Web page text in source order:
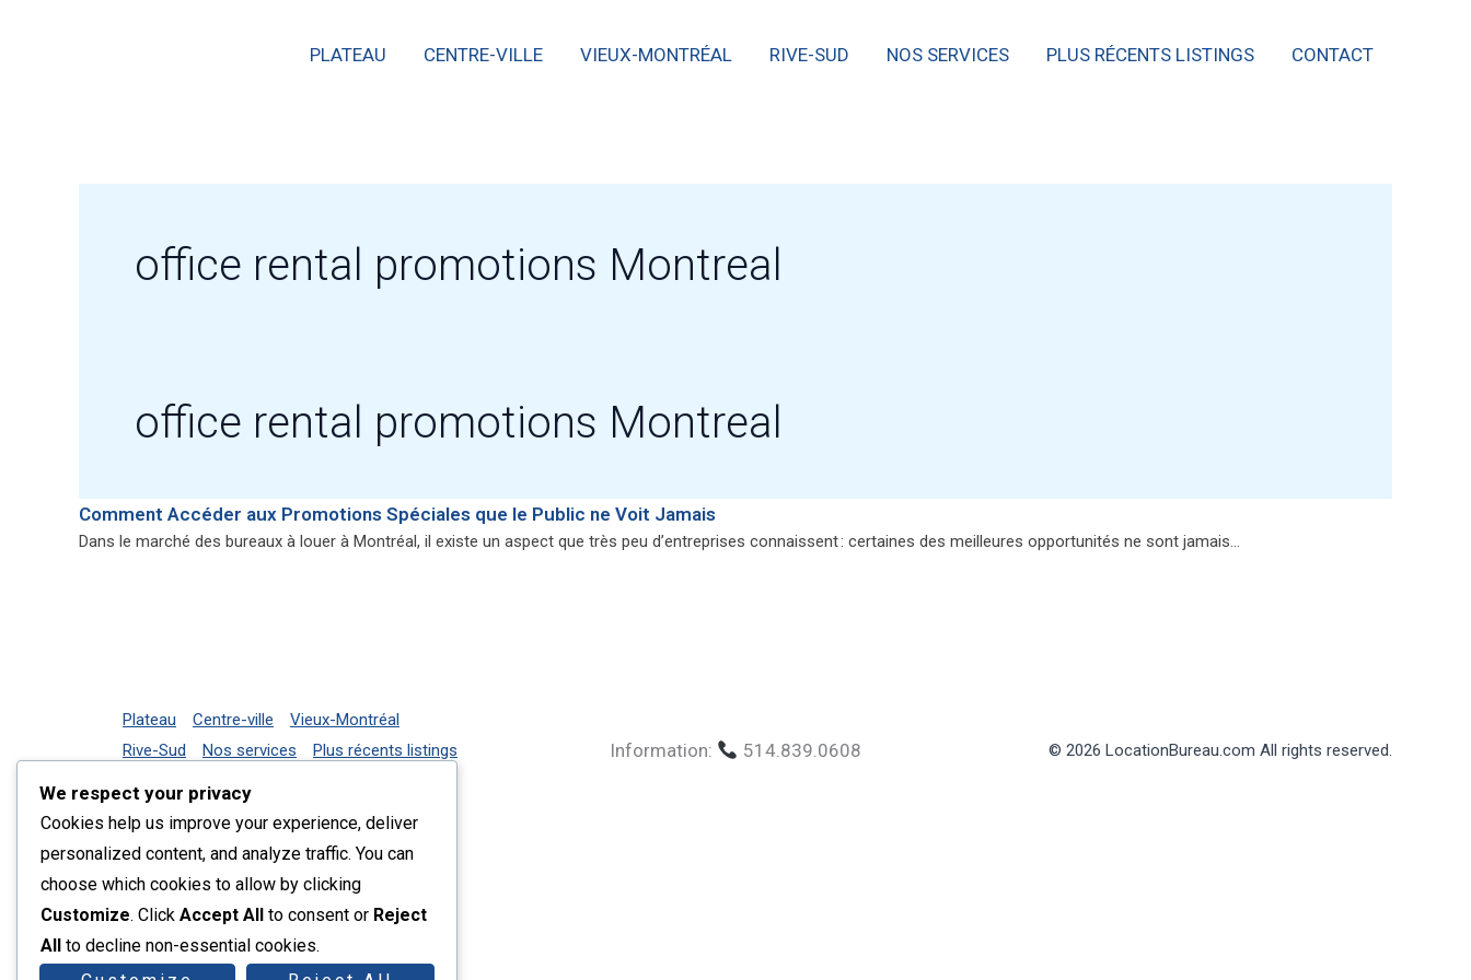
PLATEAU CENTRE-VILLE VIEUX-MONTRÉAL RIVE-SUD NOS SERVICES PLUS RÉCENTS LISTINGS CONTACT
office rental promotions Montreal
office rental promotions Montreal
Comment Accéder aux Promotions Spéciales que le Public ne Voit Jamais
Dans le marché des bureaux à louer à Montréal, il existe un aspect que très peu d’entreprises connaissent : certaines des meilleures opportunités ne sont jamais…
Plateau Centre-ville
Vieux-Montréal
Rive-Sud
Nos services
Plus récents listings
Information: 514.839.0608 © 2026 LocationBureau.com All rights reserved.
We respect your privacy
Cookies help us improve your experience, deliver
personalized content, and analyze traffic. You can
choose which cookies to allow by clicking
Customize. Click Accept All to consent or Reject
All to decline non-essential cookies.